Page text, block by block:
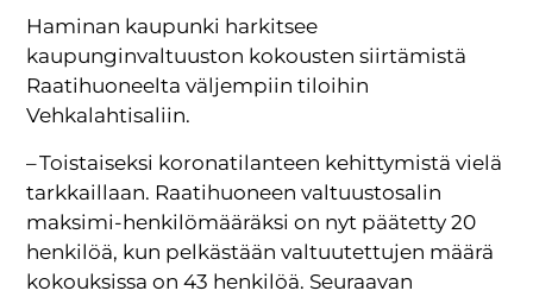
Haminan kaupunki harkitsee
kaupunginvaltuuston kokousten siirtämistä
Raatihuoneelta väljempiin tiloihin
Vehkalahtisaliin.
– Toistaiseksi koronatilanteen kehittymistä vielä
tarkkaillaan. Raatihuoneen valtuustosalin
maksimi-henkilömääräksi on nyt päätetty 20
henkilöä, kun pelkästään valtuutettujen määrä
kokouksissa on 43 henkilöä. Seuraavan